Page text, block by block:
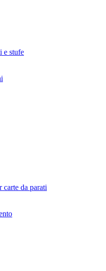
e stufe
carte da parati